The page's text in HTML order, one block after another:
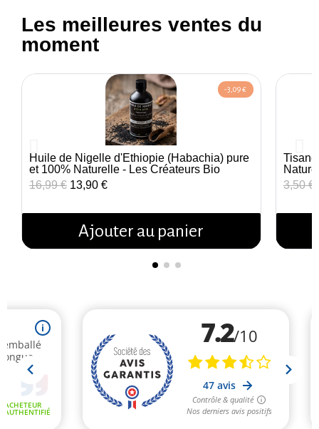
Les meilleures ventes du
moment
Aperçu rapide
-3,09 €
Huile de Nigelle d'Éthiopie (Habachia) pure
et 100% Naturelle - Les Créateurs Bio
16,99 € 13,90 €
Ajouter au panier
3,50 €